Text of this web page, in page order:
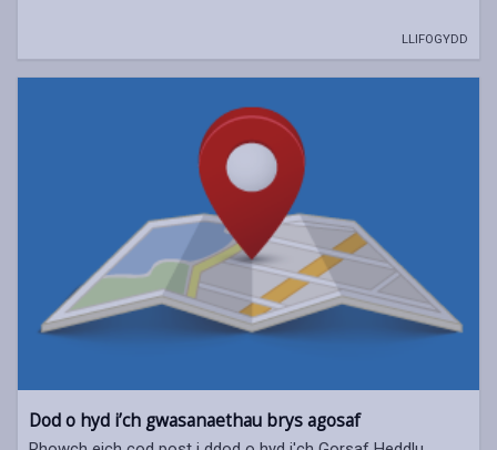
LLIFOGYDD
Dod o hyd i’ch gwasanaethau brys agosaf